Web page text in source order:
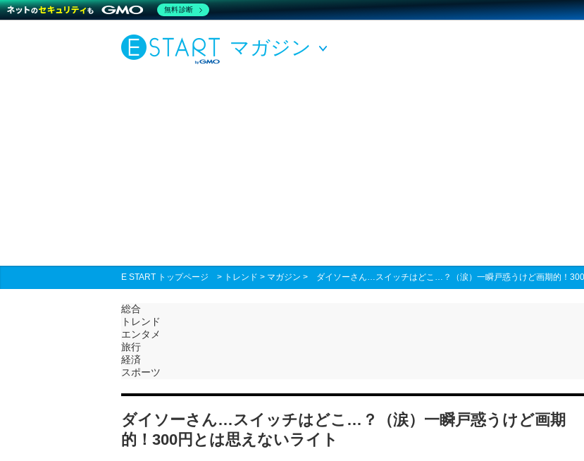
マガジン
E START トップページ > トレンド > マガジン > ダイソーさん…スイッチはどこ…？（涙）一瞬戸惑うけど画期的！
総合
トレンド
エンタメ
旅行
経済
スポーツ
ダイソーさん…スイッチはどこ…？（涙）一瞬戸惑うけど画期
的！300円とは思えないライト
無料診断